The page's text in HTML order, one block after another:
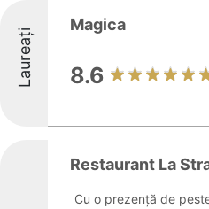
Laureați
Magica
8.6
Restaurant La
Cu o prezență de